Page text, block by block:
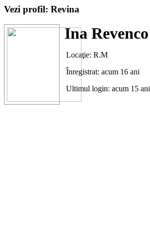
Vezi profil: Revina
Ina Revenco
Locaţie: R.M
Înregistrat: acum 16 ani
Ultimul login: acum 15 ani